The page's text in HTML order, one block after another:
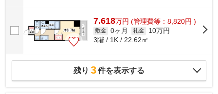
7.618万円 (管理費等：8,820円 )
敷金 0ヶ月 礼金
10万円
3階 / 1K / 22.62㎡
残り 3件を表示する